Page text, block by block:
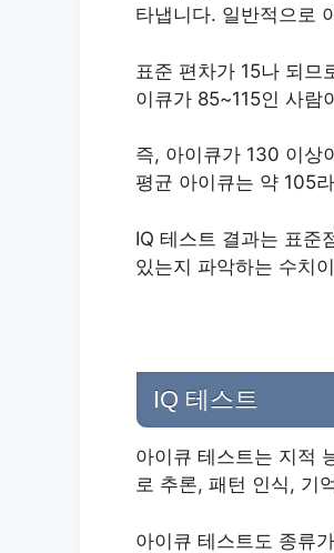
타냅니다. 일반적으로
표준 편차가 15나 되므
이큐가 85~115인 사
즉, 아이큐가 130 이상
평균 아이큐는 약 105
IQ 테스트 결과는 표준
있는지 파악하는 수치
IQ 테스트
아이큐 테스트는 지적
로 추론, 패턴 인식, 기
아이큐 테스트도 종류